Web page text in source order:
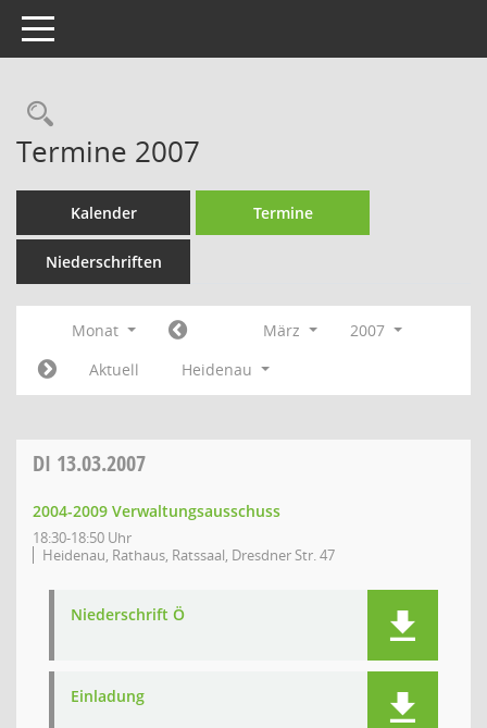
Toggle navigation
Rechercheauswahl
Termine 2007
Kalender Termine
Niederschriften
Monat März
2007
Aktuell
Heidenau
DI 13.03.2007
2004-2009 Verwaltungsausschuss
18:30-18:50 Uhr
Heidenau, Rathaus, Ratssaal, Dresdner Str. 47
Niederschrift Ö
Einladung